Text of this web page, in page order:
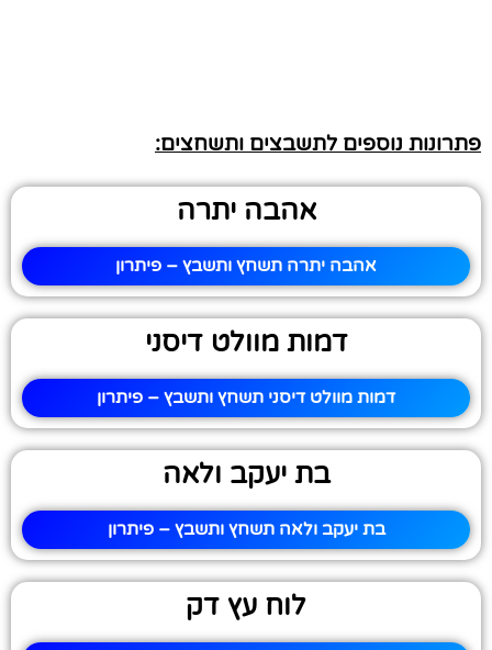
פתרונות נוספים לתשבצים ותשחצים:
אהבה יתרה
אהבה יתרה תשחץ ותשבץ – פיתרון
דמות מוולט דיסני
דמות מוולט דיסני תשחץ ותשבץ – פיתרון
בת יעקב ולאה
בת יעקב ולאה תשחץ ותשבץ – פיתרון
לוח עץ דק